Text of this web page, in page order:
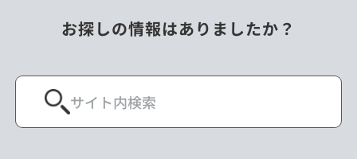
お探しの情報はありましたか？